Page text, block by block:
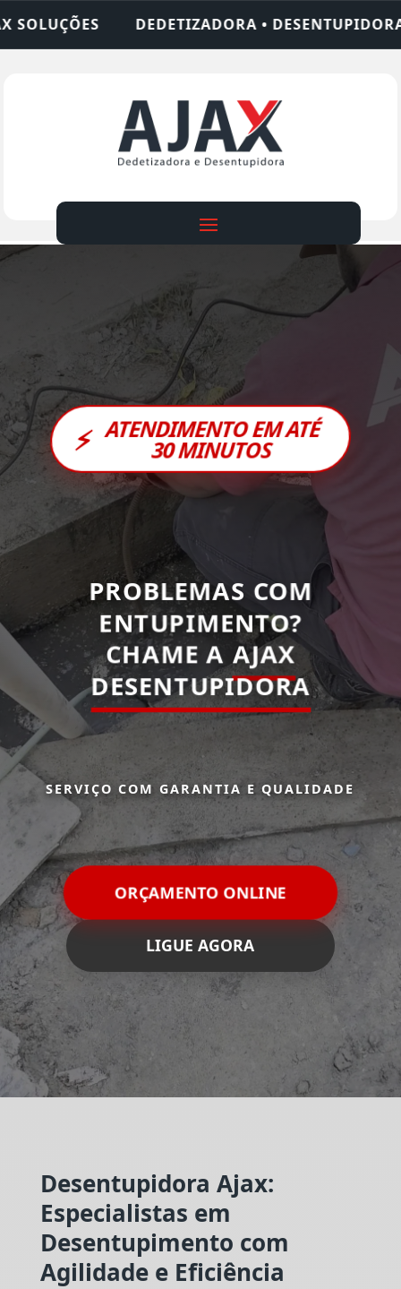
• DESENTUPIDORA • LIMPEZA DE FOSSA •
⚡ ATENDIMENTO EM ATÉ
30 MINUTOS
PROBLEMAS COM
ENTUPIMENTO?
CHAME A AJAX
DESENTUPIDORA
SERVIÇO COM GARANTIA E QUALIDADE
ORÇAMENTO ONLINE
LIGUE AGORA
Desentupidora Ajax:
Especialistas em
Desentupimento com
Agilidade e Eficiência